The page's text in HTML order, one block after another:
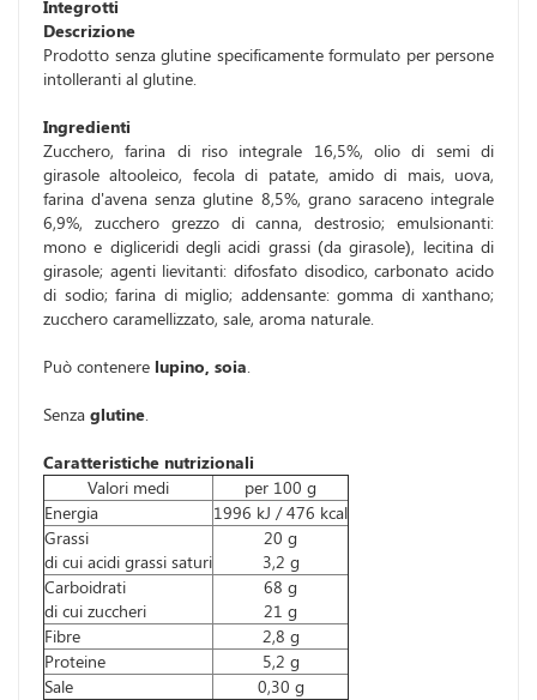
Integrotti
Descrizione
Prodotto senza glutine specificamente formulato per persone
intolleranti al glutine.
Ingredienti
Zucchero, farina di riso integrale 16,5%, olio di semi di
girasole altooleico, fecola di patate, amido di mais, uova,
farina d'avena senza glutine 8,5%, grano saraceno integrale
6,9%, zucchero grezzo di canna, destrosio; emulsionanti:
mono e digliceridi degli acidi grassi (da girasole), lecitina di
girasole; agenti lievitanti: difosfato disodico, carbonato acido
di sodio; farina di miglio; addensante: gomma di xanthano;
zucchero caramellizzato, sale, aroma naturale.
Può contenere lupino, soia.
Senza glutine.
Caratteristiche nutrizionali
Valori medi
per 100 g
Energia
1996 kJ / 476 kcal
Grassi
di cui acidi grassi saturi
20 g
3,2 g
Carboidrati
di cui zuccheri
68 g
21 g
Fibre
2,8 g
Proteine
5,2 g
Sale
0,30 g